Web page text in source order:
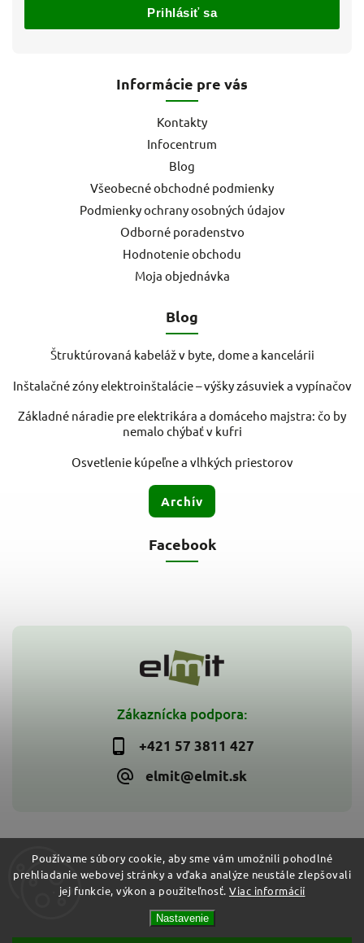
Používame súbory cookie, aby sme vám umožnili pohodlné
prehliadanie webovej stránky a vďaka analýze neustále zlepšovali
jej funkcie, výkon a použiteľnosť. Viac informácií
Nastavenie
Zákaznícka podpora:
+421 57 3811 427
elmit@elmit.sk
Informácie pre vás
Kontakty
Infocentrum
Blog
Všeobecné obchodné podmienky
Podmienky ochrany osobných údajov
Odborné poradenstvo
Hodnotenie obchodu
Moja objednávka
Blog
Štruktúrovaná kabeláž v byte, dome a kancelárii
Inštalačné zóny elektroinštalácie – výšky zásuviek a vypínačov
Základné náradie pre elektrikára a domáceho majstra: čo by
nemalo chýbať v kufri
Osvetlenie kúpeľne a vlhkých priestorov
Archív
Prihlásiť sa
Facebook
Copyright 2026ELMIT - Elektroinštalačný materiál, svietidlá.
Všetky práva vyhradené.
Shoptet| Design